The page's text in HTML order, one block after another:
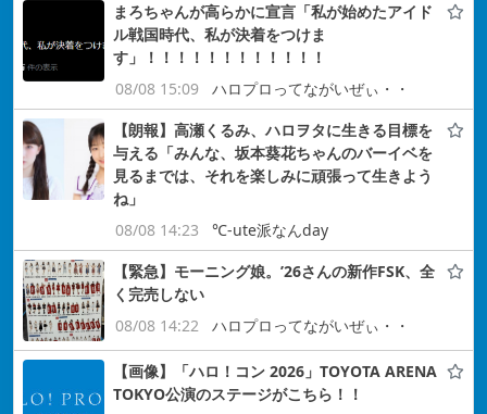
まろちゃんが高らかに宣言「私が始めたアイド
ル戦国時代、私が決着をつけま
す」！！！！！！！！！！！！
08/08 15:09
ハロプロってながいぜぃ・・
【朗報】高瀬くるみ、ハロヲタに生きる目標を
与える「みんな、坂本葵花ちゃんのバーイベを
見るまでは、それを楽しみに頑張って生きよう
ね」
08/08 14:23
℃-ute派なんday
【緊急】モーニング娘。’26さんの新作FSK、全
く完売しない
08/08 14:22
ハロプロってながいぜぃ・・
【画像】「ハロ！コン 2026」TOYOTA ARENA
TOKYO公演のステージがこちら！！